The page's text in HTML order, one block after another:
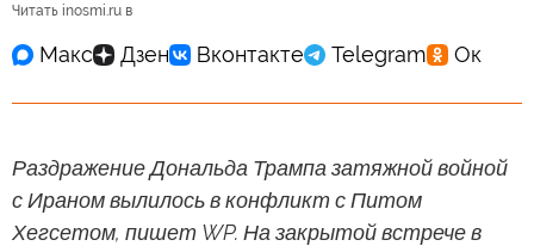
Читать inosmi.ru в
Раздражение Дональда Трампа затяжной войной
с Ираном вылилось в конфликт с Питом
Хегсетом, пишет WP. На закрытой встрече в